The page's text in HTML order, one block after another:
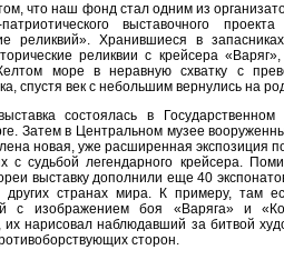
что наш фонд стал одним из
патриотического выставочного
реликвий». Хранившиеся в
реликвии с крейсера
море в неравную схватку с
спустя век с небольшим вернулись на
состоялась в
Затем в Центральном музее
новая, уже расширенная экспозиция
с судьбой легендарного крейсера.
выставку дополнили еще 40
других странах мира. К примеру, там
с изображением боя «Варяга» и
их нарисовал наблюдавший за битвой
сторон.